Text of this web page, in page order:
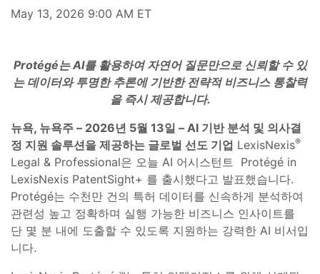
May 13, 2026 9:00 AM ET
Protégé는 AI를 활용하여 자연어 질문만으로 신뢰할 수 있
는 데이터와 투명한 추론에 기반한 전략적 비즈니스 통찰력
을 즉시 제공합니다.
뉴욕, 뉴욕주 – 2026년 5월 13일 – AI 기반 분석 및 의사결
정 지원 솔루션을 제공하는 글로벌 선도 기업 LexisNexis®
Legal & Professional은 오늘 AI 어시스턴트 Protégé in
LexisNexis PatentSight+ 를 출시했다고 발표했습니다.
Protégé는 수천만 건의 특허 데이터를 신속하게 분석하여
관련성 높고 정확하며 실행 가능한 비즈니스 인사이트를
단 몇 분 내에 도출할 수 있도록 지원하는 강력한 AI 비서입
니다.